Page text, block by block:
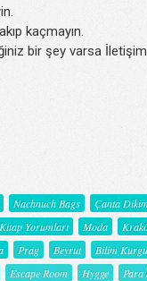
kaçmayın.
bir şey varsa
Nachnuch Bags Çanta
Kitap Yorumları Moda
Prag Beyrut Bilim Kurgu
Escape Room Hygge Para